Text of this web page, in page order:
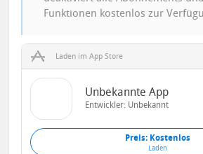
Funktionen kostenlos zur
Laden im App Store
Unbekannte App
Entwickler: Unbekannt
Preis: Kostenlos
Laden